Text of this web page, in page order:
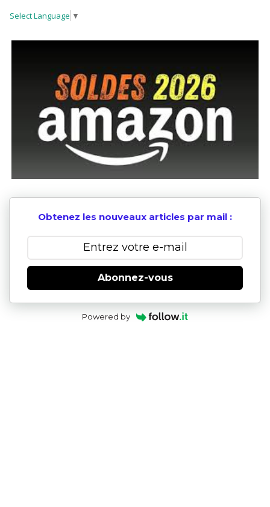
Select Language ▼
Obtenez les nouveaux articles par mail :
Abonnez-vous
Powered by